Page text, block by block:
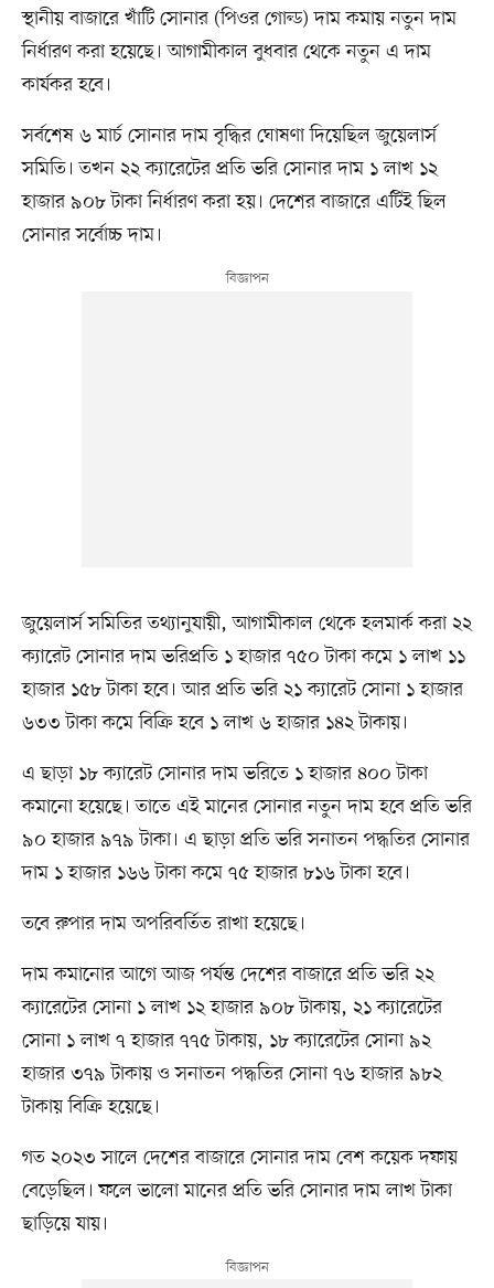
স্থানীয় বাজারে খাঁটি সোনার (পিওর গোল্ড) দাম কমায় নতুন দাম
নির্ধারণ করা হয়েছে। আগামীকাল বুধবার থেকে নতুন এ দাম
কার্যকর হবে।
সর্বশেষ ৬ মার্চ সোনার দাম বৃদ্ধির ঘোষণা দিয়েছিল জুয়েলার্স
সমিতি। তখন ২২ ক্যারেটের প্রতি ভরি সোনার দাম ১ লাখ ১২
হাজার ৯০৮ টাকা নির্ধারণ করা হয়। দেশের বাজারে এটিই ছিল
সোনার সর্বোচ্চ দাম।
জুয়েলার্স সমিতির তথ্যানুযায়ী, আগামীকাল থেকে হলমার্ক করা ২২
ক্যারেট সোনার দাম ভরিপ্রতি ১ হাজার ৭৫০ টাকা কমে ১ লাখ ১১
হাজার ১৫৮ টাকা হবে। আর প্রতি ভরি ২১ ক্যারেট সোনা ১ হাজার
৬৩৩ টাকা কমে বিক্রি হবে ১ লাখ ৬ হাজার ১৪২ টাকায়।
এ ছাড়া ১৮ ক্যারেট সোনার দাম ভরিতে ১ হাজার ৪০০ টাকা
কমানো হয়েছে। তাতে এই মানের সোনার নতুন দাম হবে প্রতি ভরি
৯০ হাজার ৯৭৯ টাকা। এ ছাড়া প্রতি ভরি সনাতন পদ্ধতির সোনার
দাম ১ হাজার ১৬৬ টাকা কমে ৭৫ হাজার ৮১৬ টাকা হবে।
তবে রুপার দাম অপরিবর্তিত রাখা হয়েছে।
দাম কমানোর আগে আজ পর্যন্ত দেশের বাজারে প্রতি ভরি ২২
ক্যারেটের সোনা ১ লাখ ১২ হাজার ৯০৮ টাকায়, ২১ ক্যারেটের
সোনা ১ লাখ ৭ হাজার ৭৭৫ টাকায়, ১৮ ক্যারেটের সোনা ৯২
হাজার ৩৭৯ টাকায় ও সনাতন পদ্ধতির সোনা ৭৬ হাজার ৯৮২
টাকায় বিক্রি হয়েছে।
গত ২০২৩ সালে দেশের বাজারে সোনার দাম বেশ কয়েক দফায়
বেড়েছিল। ফলে ভালো মানের প্রতি ভরি সোনার দাম লাখ টাকা
ছাড়িয়ে যায়।